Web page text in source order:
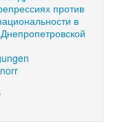
против
в